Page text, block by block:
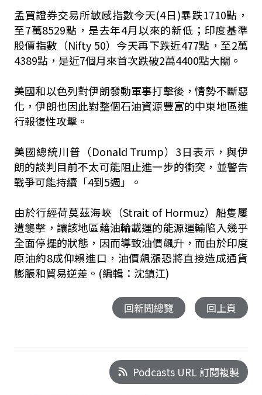
孟買證券交易所敏感指數今天(4日)暴跌1710點，
至7萬8529點，是去年4月以來的新低；印度基準
股價指數（Nifty 50）今天再下跌近477點，至2萬
4389點，是近7個月來首次跌破2萬4400點大關。
美國和以色列對伊朗發動軍事打擊後，情勢不斷惡
化，伊朗也因此對整個石油資源豐富的中東地區進
行報復性攻擊。
美國總統川普（Donald Trump）3日表示，與伊
朗的談判目前不太可能阻止進一步的衝突，並警告
戰爭可能持續「4到5週」。
由於行經荷莫茲海峽（Strait of Hormuz）船隻屢
遭襲擊，讓該地區藉油輪載運的能源運輸陷入幾乎
全面停擺的狀態，因而導致油價飆升，而由於印度
原油約8成仰賴進口，油價飆漲恐將直接造成通貨
膨脹和貿易逆差。(編輯：沈鎮江)
回新聞總覽 回上頁
Podcasts URL 訂閱複製